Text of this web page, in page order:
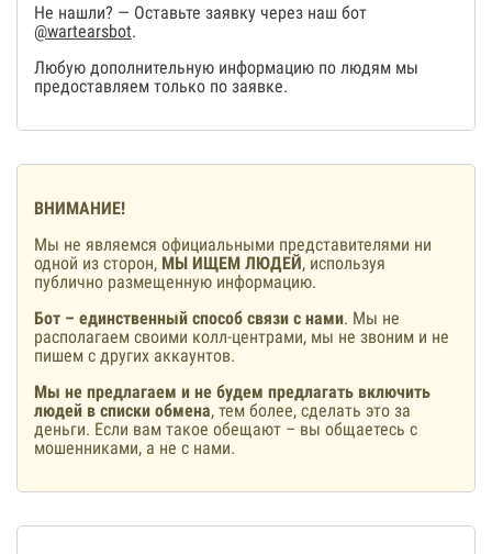
Не нашли? — Оставьте заявку через наш бот
@wartearsbot.
Любую дополнительную информацию по людям мы
предоставляем только по заявке.
ВНИМАНИЕ!
Мы не являемся официальными представителями ни
одной из сторон, МЫ ИЩЕМ ЛЮДЕЙ, используя
публично размещенную информацию.
Бот – единственный способ связи с нами. Мы не
располагаем своими колл-центрами, мы не звоним и не
пишем с других аккаунтов.
Мы не предлагаем и не будем предлагать включить
людей в списки обмена, тем более, сделать это за
деньги. Если вам такое обещают – вы общаетесь с
мошенниками, а не с нами.